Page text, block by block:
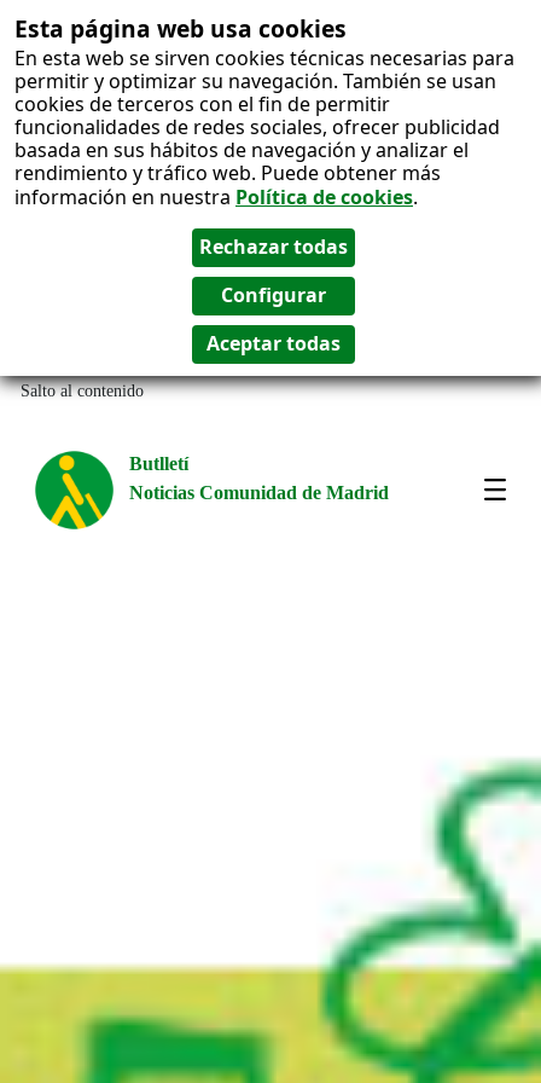
Esta página web usa cookies
En esta web se sirven cookies técnicas necesarias para
permitir y optimizar su navegación. También se usan
cookies de terceros con el fin de permitir
funcionalidades de redes sociales, ofrecer publicidad
basada en sus hábitos de navegación y analizar el
rendimiento y tráfico web. Puede obtener más
información en nuestra Política de cookies.
Salto al contenido
Butlletí
Noticias Comunidad de Madrid